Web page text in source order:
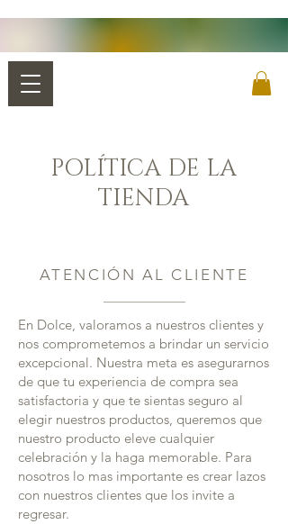
POLÍTICA DE LA
TIENDA
ATENCIÓN AL CLIENTE
En Dolce, valoramos a nuestros clientes y
nos comprometemos a brindar un servicio
excepcional. Nuestra meta es asegurarnos
de que tu experiencia de compra sea
satisfactoria y que te sientas seguro al
elegir nuestros productos, queremos que
nuestro producto eleve cualquier
celebración y la haga memorable. Para
nosotros lo mas importante es crear lazos
con nuestros clientes que los invite a
regresar.